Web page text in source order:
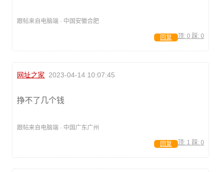
跟帖来自电脑端 · 中国安徽合肥
顶: 0 踩: 0
回复
网址之家 2023-04-14 10:07:45
挣不了几个钱
跟帖来自电脑端 · 中国广东广州
顶: 1 踩: 0
回复